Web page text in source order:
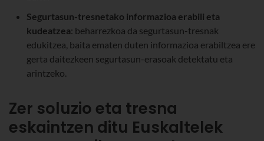
Segurtasun-tresnetako informazioa erabili eta
kudeatzea: beharrezkoa da segurtasun-tresnak
edukitzea, baita ematen duten informazioa erabiltzea ere
gerta daitezkeen segurtasun-erasoak detektatu eta
arintzeko.
Zer soluzio eta tresna
eskaintzen ditu Euskaltelek